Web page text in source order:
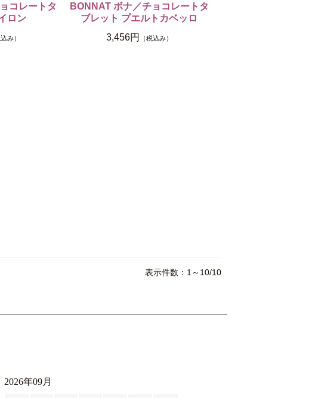
コレートタ
ロン
込み）
BONNAT ボナ／チョコレートタ
ブレット プエルトカベッロ
3,456円
（税込み）
表示件数：1～10/10
2026年09月